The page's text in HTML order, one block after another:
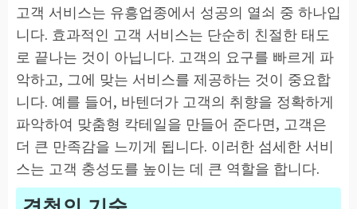
고객 서비스는 유흥업종에서 성공의 열쇠 중 하나입
니다. 효과적인 고객 서비스는 단순히 친절한 태도
로 끝나는 것이 아닙니다. 고객의 요구를 빠르게 파
악하고, 그에 맞는 서비스를 제공하는 것이 중요합
니다. 예를 들어, 바텐더가 고객의 취향을 정확하게
파악하여 맞춤형 칵테일을 만들어 준다면, 고객은
더 큰 만족감을 느끼게 됩니다. 이러한 섬세한 서비
스는 고객 충성도를 높이는 데 큰 역할을 합니다.